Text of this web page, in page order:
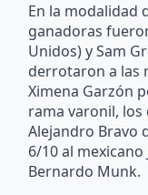
En la modalidad
ganadoras
Unidos) y Sam
derrotaron a las
Ximena Garzón
rama varonil, los
Alejandro Bravo
6/10 al mexicano
Bernardo Munk.